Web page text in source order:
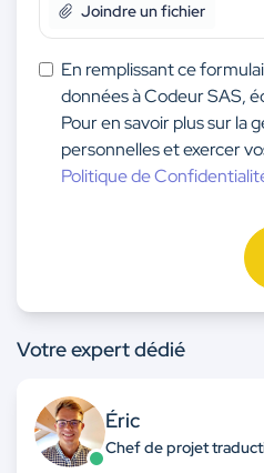
Joindre un fichier
En remplissant ce
données à Codeur SAS,
Pour en savoir plus sur la
personnelles et exercer
Politique de
Votre expert dédié
Éric
Chef de projet